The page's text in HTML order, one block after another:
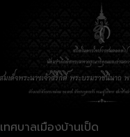
เทศบาลเมืองบ้านเป็ด